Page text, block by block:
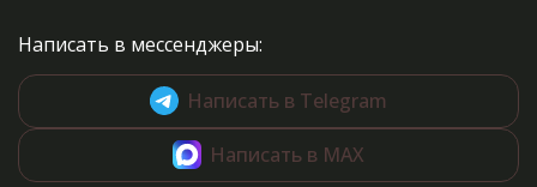
Написать в мессенджеры:
Написать в Telegram
Написать в MAX